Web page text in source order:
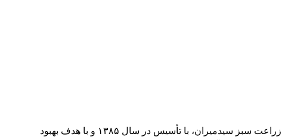
شرکت تعاونی تولید روستایی زراعت سبز سیدمیران، با تأسیس در سال ۱۳۸۵ و با هدف بهبود